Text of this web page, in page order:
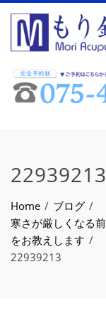
22939213
Home
ブログ
寒さが厳しくなる
をお教えします
22939213